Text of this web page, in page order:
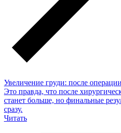
Увеличение груди: после операции
Это правда, что после
станет больше, но финальные
сразу.
Читать